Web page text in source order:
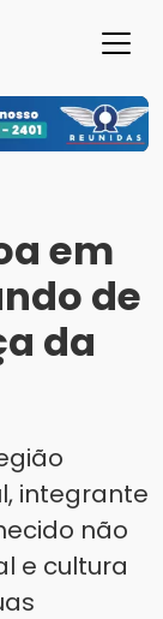
em
de
da
integrante
não
e cultura